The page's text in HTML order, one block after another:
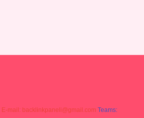
E-mail: backlinkpaneli@gmail.com Teams: